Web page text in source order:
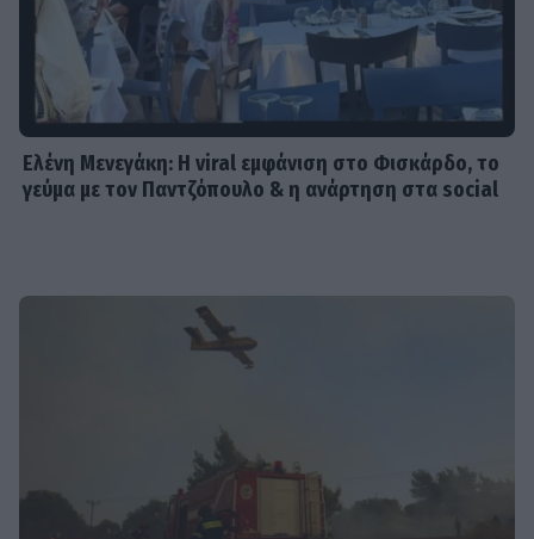
Ελένη Μενεγάκη: Η viral εμφάνιση στο Φισκάρδο, το
γεύμα με τον Παντζόπουλο & η ανάρτηση στα social